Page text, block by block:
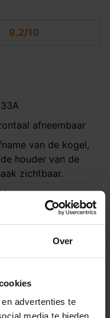
Over
advertenties te
media te bieden
9,2/10
afneembaar
van de kogel,
houder van de
zichtbaar.
kg